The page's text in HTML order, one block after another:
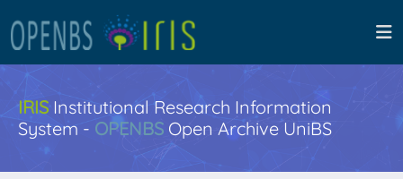
IRISInstitutional Research Information
System - OPENBS Open Archive UniBS